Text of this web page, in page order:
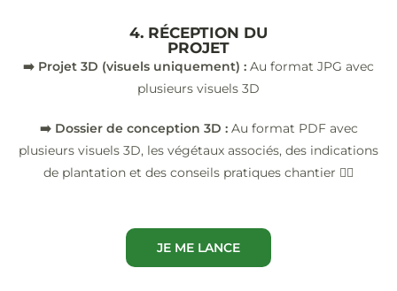
4. RÉCEPTION DU
PROJET
➡️ Projet 3D (visuels uniquement) : Au format JPG avec
plusieurs visuels 3D
➡️ Dossier de conception 3D :Au format PDF avec
plusieurs visuels 3D, les végétaux associés, des indications
de plantation et des conseils pratiques chantier 👷‍♂️
JE ME LANCE